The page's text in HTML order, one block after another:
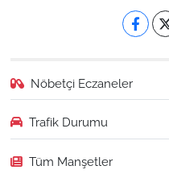
Nöbetçi Eczaneler
Trafik Durumu
Tüm Manşetler